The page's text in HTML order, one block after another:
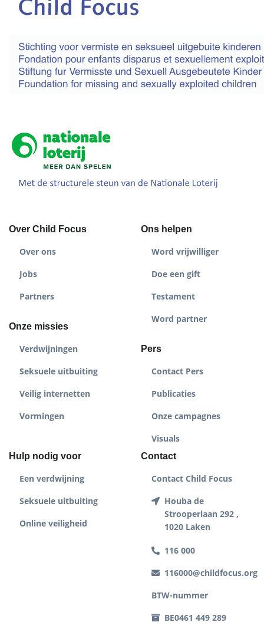
Over Child Focus
Over ons
Jobs
Partners
Onze missies
Verdwijningen
Seksuele uitbuiting
Veilig internetten
Vormingen
Ons helpen
Word vrijwilliger
Doe een gift
Testament
Word partner
Pers
Contact Pers
Publicaties
Onze campagnes
Visuals
Hulp nodig voor
Een verdwijning
Seksuele uitbuiting
Online veiligheid
Contact
Contact Child Focus
Houba de
Strooperlaan 292 ,
1020 Laken
116 000
116000@childfocus.org
BTW-nummer
BE0461 449 289